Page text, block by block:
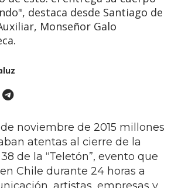
destaca desde Santiago de
Monseñor Galo
noviembre de 2015 millones
atentas al cierre de la
de la “Teletón”, evento que
Chile durante 24 horas a